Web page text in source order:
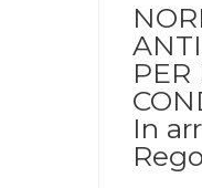
PER
In